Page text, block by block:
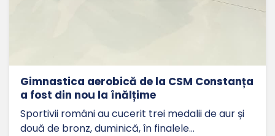
Gimnastica aerobică de la CSM Constanța
a fost din nou la înălțime
Sportivii români au cucerit trei medalii de aur și
două de bronz, duminică, în finalele…